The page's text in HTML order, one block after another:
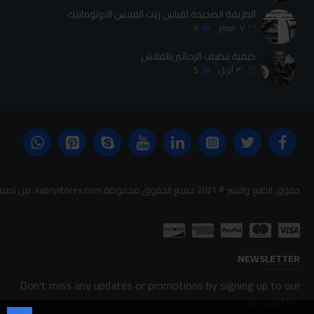
الطريقة الصحيحة لقياس زيت الفتيس الاوتوماتيك
٠٧ فبراير 6
كيفية تنظيف الردياتير بالفلاش
٣٠ أبريل 5
حقوق الطبع والنشر © 2021 جميع الحقوق محفوظة sabrystores.com. من تصميم-
NEWSLETTER
Don't miss any updates or promotions by signing up to our
newsletter.